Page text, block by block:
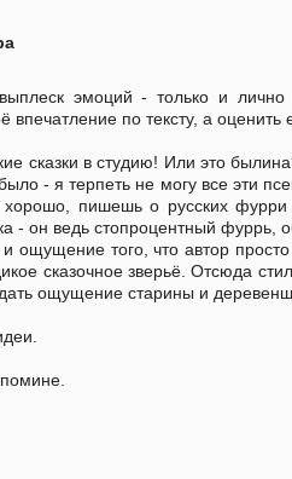
эмоций - только и
по тексту, а оценить
сказки в студию! Или это
- я терпеть не могу все эти
пишешь о русских фурри
- он ведь стопроцентный фуррь,
того, что автор
сказочное зверьё. Отсюда
ощущение старины и